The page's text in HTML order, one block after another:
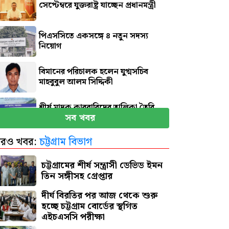
সেপ্টেম্বরে যুক্তরাষ্ট্র যাচ্ছেন প্রধানমন্ত্রী
পিএসসিতে একসঙ্গে ৪ নতুন সদস্য
নিয়োগ
বিমানের পরিচালক হলেন যুগ্মসচিব
মাহবুবুল আলম সিদ্দিকী
শীর্ষ মাদক কারবারিদের তালিকা তৈরি
হচ্ছে: স্বরাষ্ট্রমন্ত্রী
জন্মের পর হাসপাতালেই অদলবদল
সব খবর
খবর:চট্টগ্রাম বিভাগ
চট্টগ্রামের শীর্ষ সন্ত্রাসী ডেভিড ইমন
তিন সঙ্গীসহ গ্রেপ্তার
দীর্ঘ বিরতির পর আজ থেকে শুরু
হচ্ছে চট্টগ্রাম বোর্ডের স্থগিত
এইচএসসি পরীক্ষা